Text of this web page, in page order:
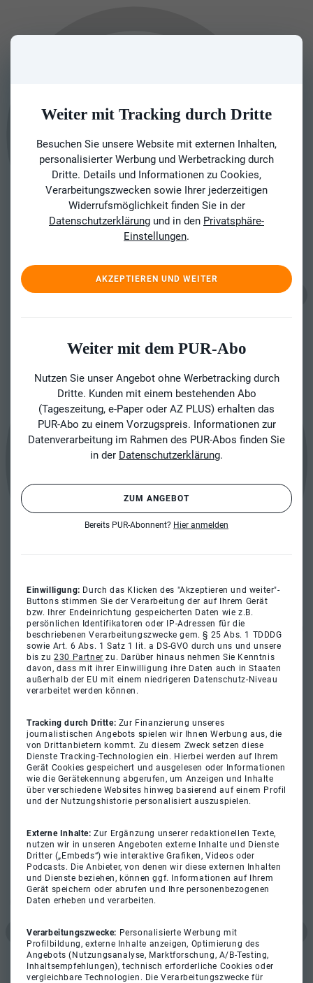
Weiter mit Tracking durch Dritte
Besuchen Sie unsere Website mit externen Inhalten,
personalisierter Werbung und Werbetracking durch
Dritte. Details und Informationen zu Cookies,
Verarbeitungszwecken sowie Ihrer jederzeitigen
Widerrufsmöglichkeit finden Sie in der
Datenschutzerklärung und in den Privatsphäre-
Einstellungen.
AKZEPTIEREN UND WEITER
Weiter mit dem PUR-Abo
Nutzen Sie unser Angebot ohne Werbetracking durch
Dritte. Kunden mit einem bestehenden Abo
(Tageszeitung, e-Paper oder AZ PLUS) erhalten das
PUR-Abo zu einem Vorzugspreis. Informationen zur
Datenverarbeitung im Rahmen des PUR-Abos finden Sie
in der Datenschutzerklärung.
ZUM ANGEBOT
Bereits PUR-Abonnent? Hier anmelden
Einwilligung: Durch das Klicken des "Akzeptieren und weiter"-
Buttons stimmen Sie der Verarbeitung der auf Ihrem Gerät
bzw. Ihrer Endeinrichtung gespeicherten Daten wie z.B.
persönlichen Identifikatoren oder IP-Adressen für die
beschriebenen Verarbeitungszwecke gem. § 25 Abs. 1 TDDDG
sowie Art. 6 Abs. 1 Satz 1 lit. a DS-GVO durch uns und unsere
bis zu230 Partner zu. Darüber hinaus nehmen Sie Kenntnis
davon, dass mit ihrer Einwilligung ihre Daten auch in Staaten
außerhalb der EU mit einem niedrigeren Datenschutz-Niveau
verarbeitet werden können.
Tracking durch Dritte: Zur Finanzierung unseres
journalistischen Angebots spielen wir Ihnen Werbung aus, die
von Drittanbietern kommt. Zu diesem Zweck setzen diese
Dienste Tracking-Technologien ein. Hierbei werden auf Ihrem
Gerät Cookies gespeichert und ausgelesen oder Informationen
wie die Gerätekennung abgerufen, um Anzeigen und Inhalte
über verschiedene Websites hinweg basierend auf einem Profil
und der Nutzungshistorie personalisiert auszuspielen.
Externe Inhalte:Zur Ergänzung unserer redaktionellen Texte,
nutzen wir in unseren Angeboten externe Inhalte und Dienste
Dritter („Embeds“) wie interaktive Grafiken, Videos oder
Podcasts. Die Anbieter, von denen wir diese externen Inhalten
und Dienste beziehen, können ggf. Informationen auf Ihrem
Gerät speichern oder abrufen und Ihre personenbezogenen
Daten erheben und verarbeiten.
Verarbeitungszwecke: Personalisierte Werbung mit
Profilbildung, externe Inhalte anzeigen, Optimierung des
Angebots (Nutzungsanalyse, Marktforschung, A/B-Testing,
Inhaltsempfehlungen), technisch erforderliche Cookies oder
vergleichbare Technologien. Die Verarbeitungszwecke für